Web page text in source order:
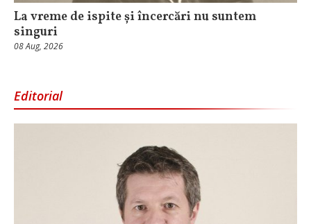
La vreme de ispite și încercări nu suntem
singuri
08 Aug, 2026
Editorial